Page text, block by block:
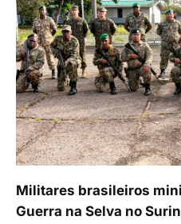
Militares brasileiros
Guerra na Selva no